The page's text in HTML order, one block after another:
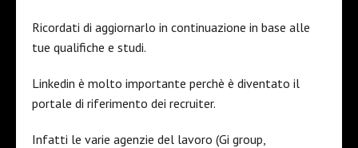
Ricordati di aggiornarlo in continuazione in base alle
tue qualifiche e studi.
Linkedin è molto importante perchè è diventato il
portale di riferimento dei recruiter.
Infatti le varie agenzie del lavoro (Gi group,